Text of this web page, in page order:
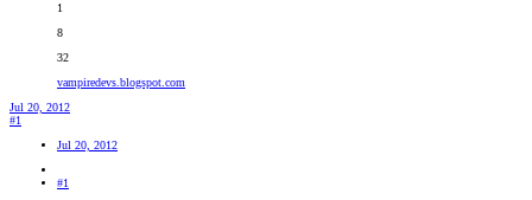
1
8
32
vampiredevs.blogspot.com
Jul 20, 2012
#1
Jul 20, 2012
#1